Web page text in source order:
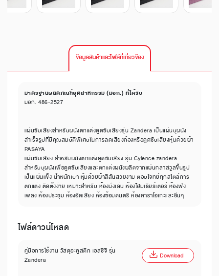
ข้อมูลสินค้าและไฟล์ที่เกี่ยวข้อง
มาตรฐานผลิตภัณฑ์อุตสาหกรรม (มอก.) ที่ได้รับ
มอก. 486-2527
แผ่นซับเสียงสำหรับผนังตกแต่งดูดซับเสียงรุ่น Zandera เป็นแผ่นบุผนัง
สำเร็จรูปที่มีคุณสมบัติพิเศษในการลดเสียงก้องหรือดูดซับเสียงหุ้มด้วยผ้า
PASAYA
แผ่นซับเสียง สำหรับผนังตกแต่งดูดซับเสียง รุ่น Cylence zandera
สำหรับบุผนังเพื่อดูดซับเสียงและตกแต่งผนังผลิตจากแผ่นกลาสวูลขึ้นรูป
เป็นแผ่นแข็ง น้ำหนักเบา หุ้มด้วยผ้าสีสันสวยงาม ตอบโจทย์ทุกสไตล์การ
ตกแต่ง ติดตั้งง่าย เหมาะสำหรับ ห้องนั่งเล่น ห้องโฮมเธียร์เตอร์ ห้องฟัง
เพลง ห้องประชุม ห้องอัดเสียง ห้องซ้อมดนตรี ห้องคาราโอเกะและอื่นๆ
ไฟล์ดาวน์โหลด
คู่มือการใช้งาน วัสดุอะคูสติก เอสซีจี รุ่น
Zandera
Download